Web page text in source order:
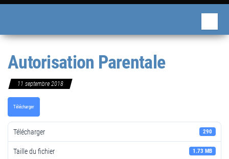
Autorisation Parentale
11 septembre 2018
Télécharger
Télécharger 290
Taille du fichier 1.73 MB